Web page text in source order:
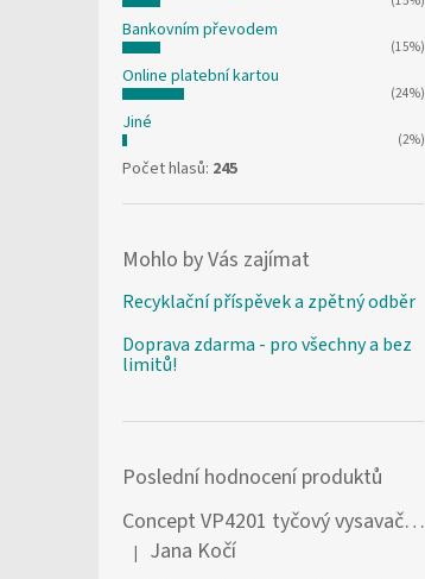
Bankovním převodem
(15%)
Online platební kartou
(24%)
Jiné
(2%)
Počet hlasů: 245
Mohlo by Vás zajímat
Recyklační příspěvek a zpětný odběr
Doprava zdarma - pro všechny a bez
limitů!
Poslední hodnocení produktů
Concept VP4201 tyčový vysavač / elektrický smeták Tyčový vysavač 2 v 1 AC Suché a mokré Bezsáčkové 0,6 l 90 W Černá, Stříbrná
Hodnocení produktu je 5 z 5 hvězdiček.
| Jana Kočí